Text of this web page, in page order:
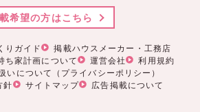
りガイド
掲載ハウスメーカー・工務店
ち家計画について 運営会社
利用規約
いについて（プライバシーポリシー）
針
サイトマップ 広告掲載について
希望の方はこちら